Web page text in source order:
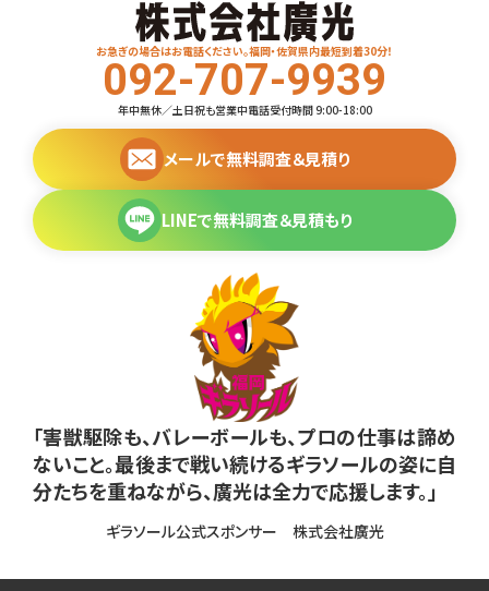
お急ぎの場合はお電話ください。福岡・佐賀県内最短到着30分！
092-707-9939
年中無休／土日祝も営業中電話受付時間 9:00-18:00
メールで無料調査＆見積り
LINEで無料調査＆見積もり
「害獣駆除も、バレーボールも、プロの仕事は諦め
ないこと。最後まで戦い続けるギラソールの姿に自
分たちを重ねながら、廣光は全力で応援します。」
ギラソール公式スポンサー 株式会社廣光